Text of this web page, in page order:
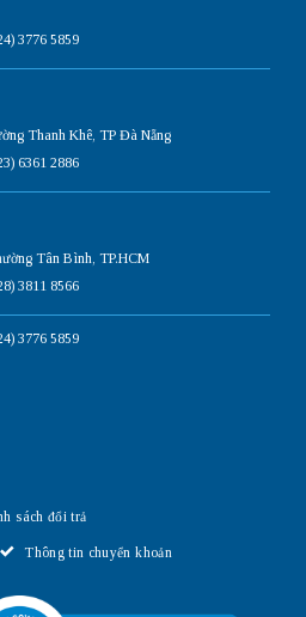
3776 5859
Thanh Khê, TP Đà Nẵng
6361 2886
Tân Bình, TP.HCM
3811 8566
3776 5859
sách đổi trả
Thông tin chuyển khoản